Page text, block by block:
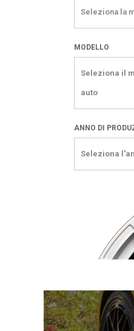
Seleziona la
MODELLO
Seleziona il
auto
ANNO DI
Seleziona